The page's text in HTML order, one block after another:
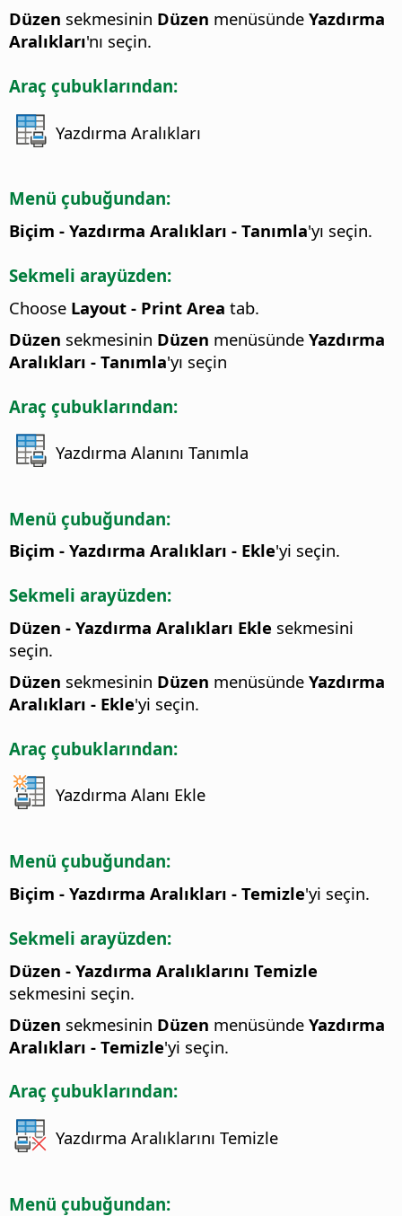
Düzen sekmesinin Düzen menüsünde Yazdırma
Aralıkları'nı seçin.
Araç çubuklarından:
Yazdırma Aralıkları
Menü çubuğundan:
Biçim - Yazdırma Aralıkları - Tanımla'yı seçin.
Sekmeli arayüzden:
Choose Layout - Print Area tab.
Düzen sekmesinin Düzen menüsünde Yazdırma
Aralıkları - Tanımla'yı seçin
Araç çubuklarından:
Yazdırma Alanını Tanımla
Menü çubuğundan:
Biçim - Yazdırma Aralıkları - Ekle'yi seçin.
Sekmeli arayüzden:
Düzen - Yazdırma Aralıkları Ekle sekmesini
seçin.
Düzen sekmesinin Düzen menüsünde Yazdırma
Aralıkları - Ekle'yi seçin.
Araç çubuklarından:
Yazdırma Alanı Ekle
Menü çubuğundan:
Biçim - Yazdırma Aralıkları - Temizle'yi seçin.
Sekmeli arayüzden:
Düzen - Yazdırma Aralıklarını Temizle
sekmesini seçin.
Düzen sekmesinin Düzen menüsünde Yazdırma
Aralıkları - Temizle'yi seçin.
Araç çubuklarından:
Yazdırma Aralıklarını Temizle
Menü çubuğundan: